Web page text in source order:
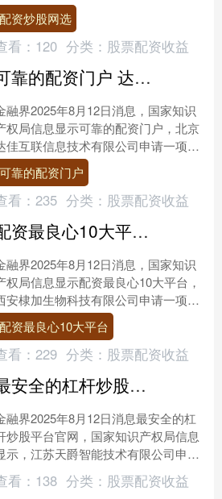
收入115566亿元，同比下降0.3%。其
，全国税....
配资炒股网选
看： 120 分类： 股票配资收益
可靠的配资门户 达佳互联申请用于变换训练和编解码的方法和装置专利, 提供视频解码方法
融界2025年8月12日消息，国家知识
权局信息显示可靠的配资门户，北京
佳互联信息技术有限公司申请一项名
“用于变换训练和编解码的方法和装
”的专利，公开号....
可靠的配资门户
看： 235 分类： 股票配资收益
配资最良心10大平台 西安棣加生物科技申请3D打印制药粉体输送系统专利, 进一步提升3D打印制药的效率
融界2025年8月12日消息，国家知识
权局信息显示配资最良心10大平台，
安棣加生物科技有限公司申请一项名
“一种用于3D打印制药粉体输送系
”的专利，公开....
配资最良心10大平台
看： 229 分类： 股票配资收益
最安全的杠杆炒股平台官网 江苏天爵智能技术申请物联网驱动的实时生产过程追溯监控方法及系统专利, 对产品异常的设备、环境等多因素精准定位
融界2025年8月12日消息最安全的杠
炒股平台官网，国家知识产权局信息
示，江苏天爵智能技术有限公司申请
一项名为“物联网驱动的实时生产过程追
监控方法及系统....
看： 138 分类： 股票配资收益